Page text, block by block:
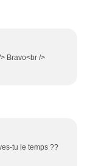
Bravo<br />
tu le temps ??